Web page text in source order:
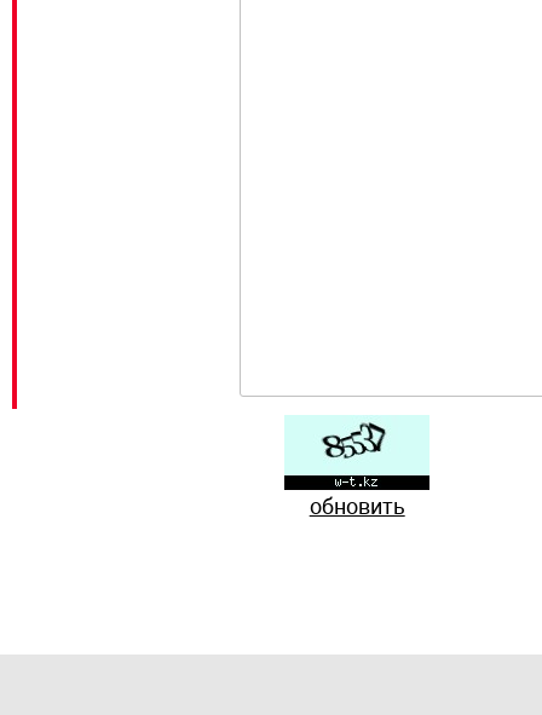
обновить